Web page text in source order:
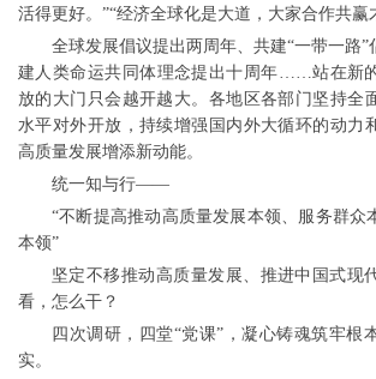
活得更好。”“经济全球化是大道，大家合作共赢
全球发展倡议提出两周年、共建“一带一路”
建人类命运共同体理念提出十周年……站在新
放的大门只会越开越大。各地区各部门坚持全
水平对外开放，持续增强国内外大循环的动力
高质量发展增添新动能。
统一知与行——
“不断提高推动高质量发展本领、服务群众
本领”
坚定不移推动高质量发展、推进中国式现
看，怎么干？
四次调研，四堂“党课”，凝心铸魂筑牢根
实。